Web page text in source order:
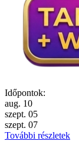
Időpontok:
aug. 10
szept. 05
szept. 07
További részletek